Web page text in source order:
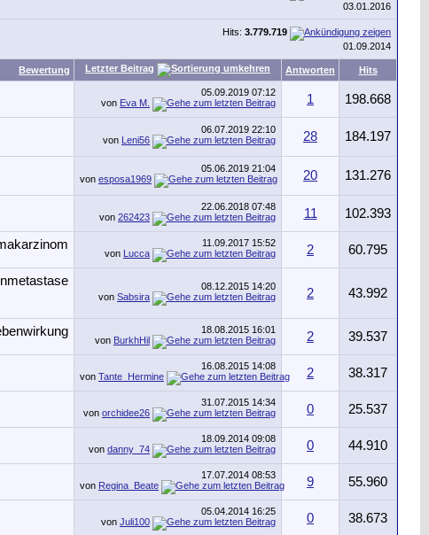
03.01.2016
Hits: 3.779.719
01.09.2014
Bewertung Letzter Beitrag Antworten Hits
05.09.2019 07:12
von Eva M. 1 198.668
06.07.2019 22:10
von Leni56 28 184.197
05.06.2019 21:04
von esposa1969 20 131.276
22.06.2018 07:48
von 262423 11 102.393
11.09.2017 15:52
von Lucca 2 60.795
08.12.2015 14:20
von Sabsira 2 43.992
18.08.2015 16:01
von BurkhHil 2 39.537
16.08.2015 14:08
von Tante_Hermine 2 38.317
31.07.2015 14:34
von orchidee26 0 25.537
18.09.2014 09:08
von danny_74 0 44.910
17.07.2014 08:53
von Regina_Beate 9 55.960
05.04.2014 16:25
von Juli100 0 38.673